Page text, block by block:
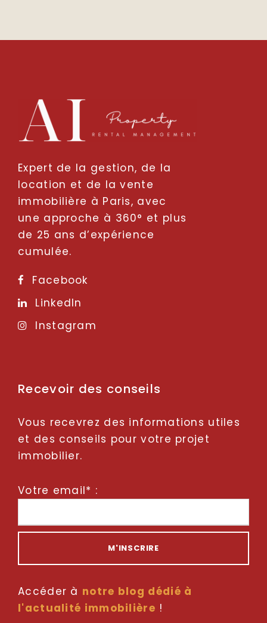
Expert de la gestion, de la
location et de la vente
immobilière à Paris, avec
une approche à 360° et plus
de 25 ans d’expérience
cumulée.
Facebook
LinkedIn
Instagram
Recevoir des conseils
Vous recevrez des informations utiles
et des conseils pour votre projet
immobilier.
Votre email* :
Accéder à notre blog dédié à
l'actualité immobilière !